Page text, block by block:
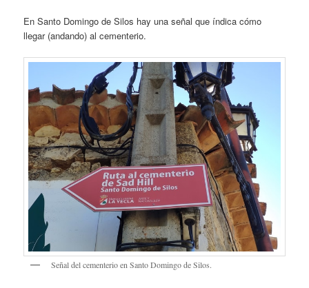
En Santo Domingo de Silos hay una señal que índica cómo
llegar (andando) al cementerio.
Señal del cementerio en Santo Domingo de Silos.